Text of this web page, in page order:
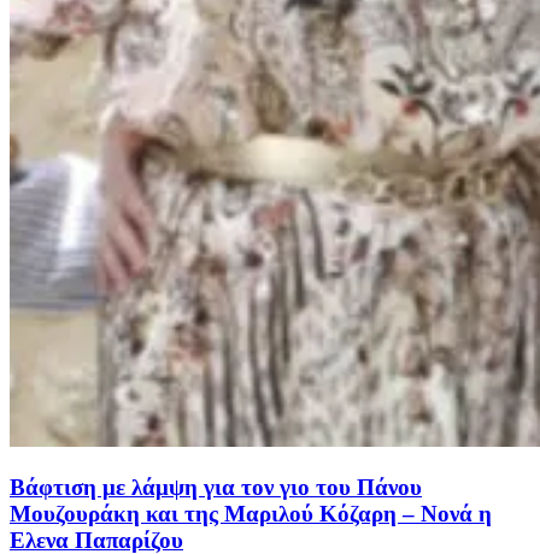
Βάφτιση με λάμψη για τον γιο του Πάνου
Μουζουράκη και της Μαριλού Κόζαρη – Νονά η
Ελενα Παπαρίζου